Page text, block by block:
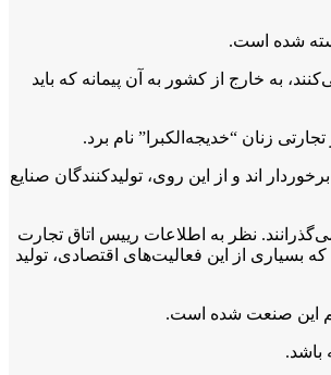
شده است.
به خارج از کشور به آن پیمانه که باید
زنان “خدیجه‌الکبرا” نام برد.
اند و از این روی، تولیدکنندگان صنایع
نظر به اطلاعات رییس اتاق تجارت
به صورت رسمی فعالیت‌های اقتصادی دارند و تعداد کل فعالان اقتصادی زن در حوزه‌ی غرب به 7 هزار می‌رسد که بسیاری از این فعالیت‌های اقتصادی، تولید
کم این صنعت شده است.
باشد.